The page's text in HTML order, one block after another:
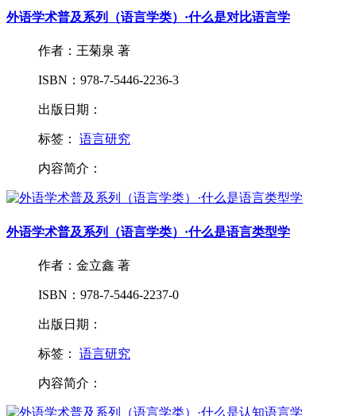
外语学术普及系列（语言学类）·什么是对比语言学
作者：王菊泉 著
ISBN：978-7-5446-2236-3
出版日期：
标签： 语言研究
内容简介：
外语学术普及系列（语言学类）·什么是语言类型学
作者：金立鑫 著
ISBN：978-7-5446-2237-0
出版日期：
标签： 语言研究
内容简介：